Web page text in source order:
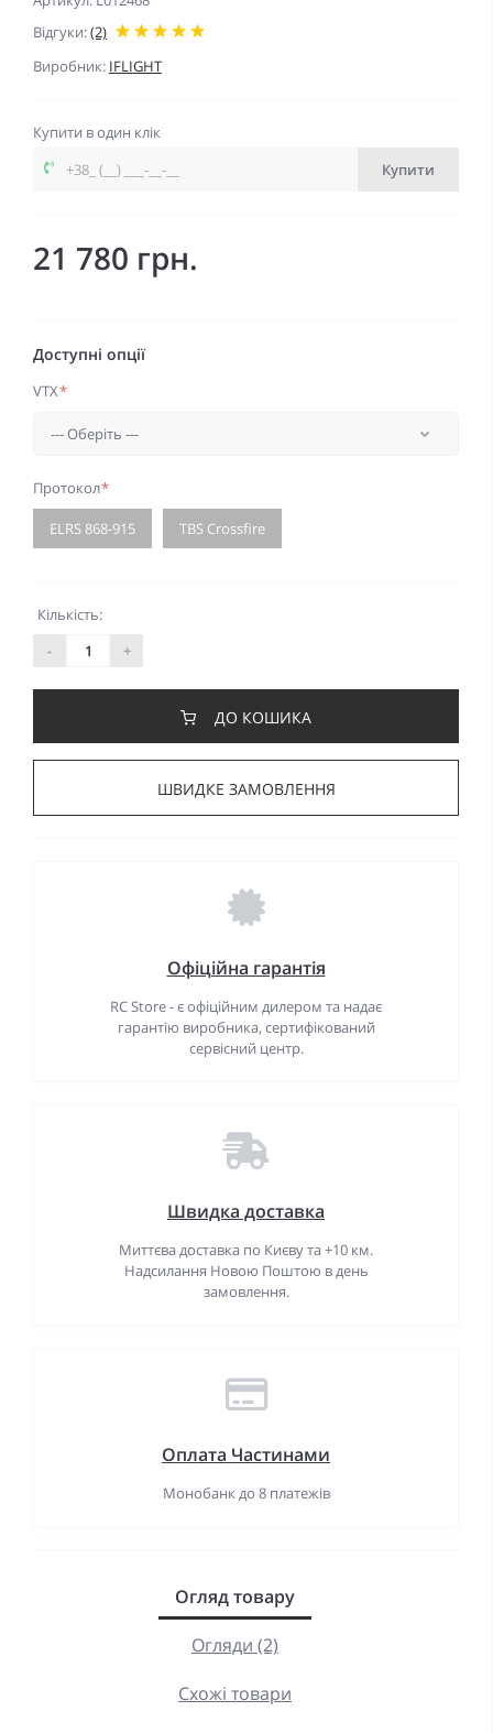
Відгуки:(2)
Виробник: IFLIGHT
Купити в один клік
Купити
21 780 грн.
Доступні опції
VTX*
Протокол*
ELRS 868-915 TBS Crossfire
Кількість:
-
+
ДО КОШИКА
ШВИДКЕ ЗАМОВЛЕННЯ
Офіційна гарантія
RC Store - є офіційним дилером та надає
гарантію виробника, сертифікований
сервісний центр.
Швидка доставка
Миттєва доставка по Києву та +10 км.
Надсилання Новою Поштою в день
замовлення.
Оплата Частинами
Монобанк до 8 платежів
Огляд товару
Огляди (2)
Схожі товари